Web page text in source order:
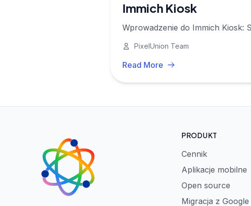
Immich Kiosk
Wprowadzenie do Immich Kiosk:
PixelUnion Team
Read More
PRODUKT
Cennik
Aplikacje mobilne
Open source
Migracja z